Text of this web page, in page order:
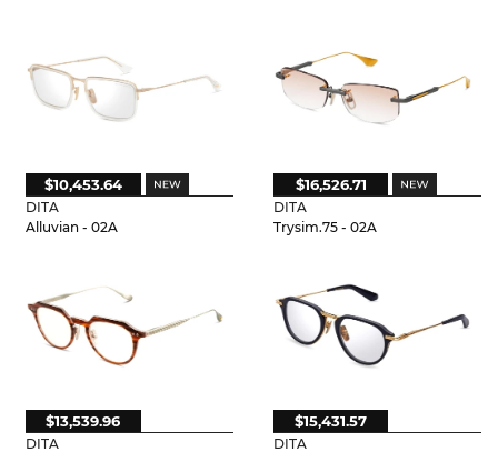
DITA
Alluvian - 02A
$10,453.64
DITA
Trysim.75 - 02A
$16,526.71
DITA
$13,539.96
DITA
$15,431.57